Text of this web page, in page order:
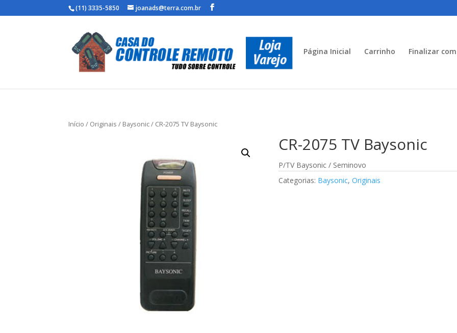
(11) 3335-5850 joanads@terra.com.br
Página Inicial Carrinho Finalizar
Início / Originais / Baysonic/ CR-2075 TV Baysonic
CR-2075 TV Baysonic
P/TV Baysonic / Seminovo
Categorias: Baysonic,Originais